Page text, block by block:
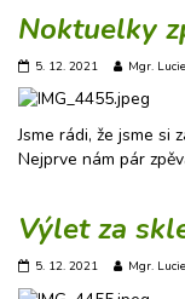
Noktuelky
5. 12. 2021 Mgr.
Jsme rádi, že jsme si
Nejprve nám pár
Výlet za
5. 12. 2021 Mgr.